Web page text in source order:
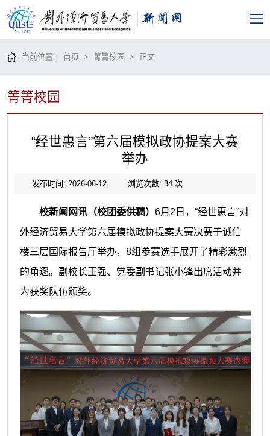
当前位置：首页 >箐箐校园 > 正文
箐箐校园
“经世惠言”第六届模拟政协提案大赛
举办
发布时间: 2026-06-12 浏览次数: 34次
校新闻网讯（校团委供稿） 6月2日，“经世惠言”对
外经济贸易大学第六届模拟政协提案大赛决赛于诚信
楼三层国际报告厅举办，8组参赛选手展开了精彩激烈
的角逐。副校长王强、党委副书记张小锋出席活动并
为获奖队伍颁奖。